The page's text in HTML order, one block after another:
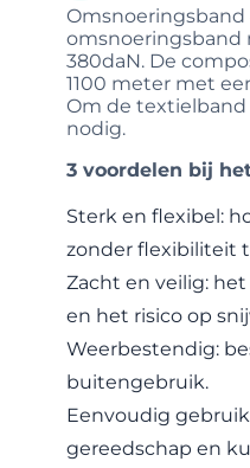
omsnoeringsband
380daN. De
1100 meter met
Om de
nodig.
3 voordelen bij
Sterk en flexibel:
zonder flexibiliteit
Zacht en veilig:
en het risico op
Weerbestendig:
buitengebruik.
Eenvoudig
gereedschap en